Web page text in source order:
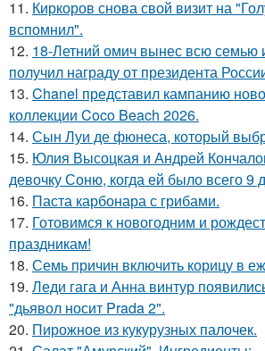
11. Киркоров снова свой визит на
вспомнил".
12. 18-Летний омич вынес всю семью
получил награду от президента
13. Chanel представил кампанию
коллекции Coco Beach 2026.
14. Сын Луи де фюнеса, который
15. Юлия Высоцкая и Андрей
девочку Соню, когда ей было всего 9
16. Паста карбонара с грибами.
17. Готовимся к новогодним и
праздникам!
18. Семь причин включить корицу в
19. Леди гага и Анна винтур
"дьявол носит Prada 2".
20. Пирожное из кукурузных палочек.